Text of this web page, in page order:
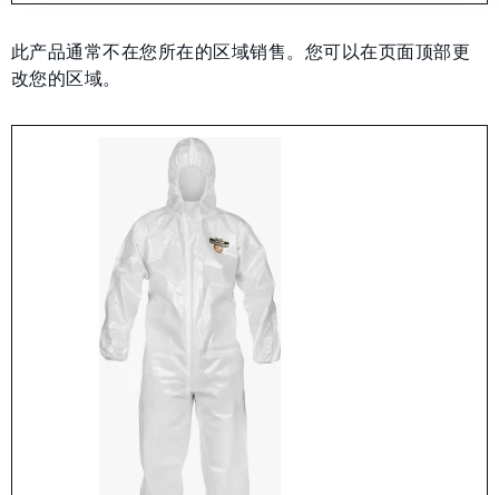
此产品通常不在您所在的区域销售。您可以在页面顶部更
改您的区域。